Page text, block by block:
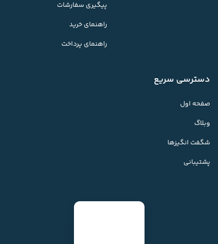
پیگیری سفارشات
راهنمای خرید
راهنمای پرداخت
دسترسی سریع
صفحه اول
وبلاگ
شگفت انگیزها
پشتیبانی